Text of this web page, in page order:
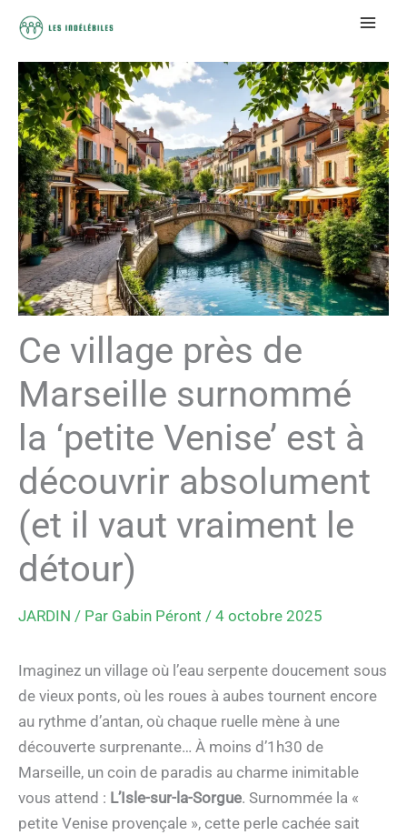
Aller
contenu
Ce village près de
Marseille surnommé
la ‘petite Venise’ est à
découvrir absolument
(et il vaut vraiment le
détour)
JARDIN / Par Gabin Péront / 4 octobre 2025
Imaginez un village où l’eau serpente doucement sous
de vieux ponts, où les roues à aubes tournent encore
au rythme d’antan, où chaque ruelle mène à une
découverte surprenante… À moins d’1h30 de
Marseille, un coin de paradis au charme inimitable
vous attend : L’Isle-sur-la-Sorgue. Surnommée la «
petite Venise provençale », cette perle cachée sait